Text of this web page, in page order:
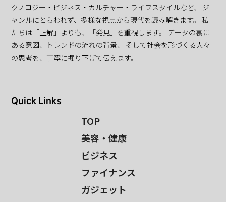
クノロジー・ビジネス・カルチャー・ライフスタイルなど、 ジ
ャンルにとらわれず、多様な視点から現代を読み解きます。 私
たちは「正解」よりも、「発見」を重視します。 データの裏に
ある意図、トレンドの流れの背景、 そして社会を形づくる人々
の思考を、丁寧に掘り下げて伝えます。
Quick Links
TOP
美容・健康
ビジネス
ファイナンス
ガジェット